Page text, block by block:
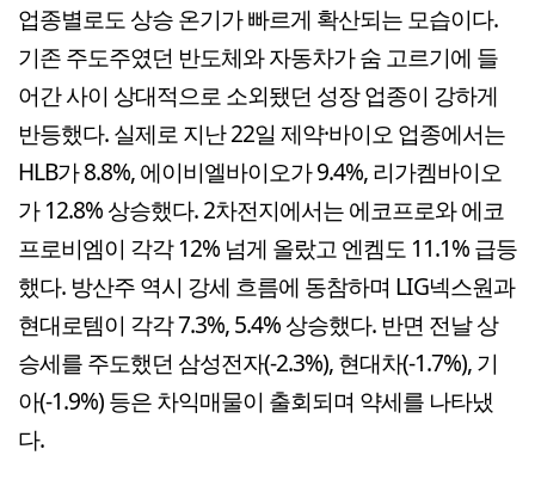
업종별로도 상승 온기가 빠르게 확산되는 모습이다.
기존 주도주였던 반도체와 자동차가 숨 고르기에 들
어간 사이 상대적으로 소외됐던 성장 업종이 강하게
반등했다. 실제로 지난 22일 제약·바이오 업종에서는
HLB가 8.8%, 에이비엘바이오가 9.4%, 리가켐바이오
가 12.8% 상승했다. 2차전지에서는 에코프로와 에코
프로비엠이 각각 12% 넘게 올랐고 엔켐도 11.1% 급등
했다. 방산주 역시 강세 흐름에 동참하며 LIG넥스원과
현대로템이 각각 7.3%, 5.4% 상승했다. 반면 전날 상
승세를 주도했던 삼성전자(-2.3%), 현대차(-1.7%), 기
아(-1.9%) 등은 차익매물이 출회되며 약세를 나타냈
다.